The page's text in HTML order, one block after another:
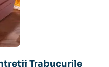
Trabucurile